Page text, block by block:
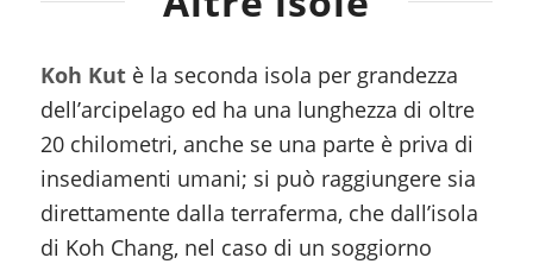
Koh Kutè la seconda isola per grandezza
dell’arcipelago ed ha una lunghezza di oltre
20 chilometri, anche se una parte è priva di
insediamenti umani; si può raggiungere sia
direttamente dalla terraferma, che dall’isola
di Koh Chang, nel caso di un soggiorno